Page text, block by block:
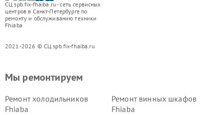
СЦ spb.fix-fhaiba.ru - сеть сервисных
центров в Санкт-Петербурге по
ремонту и обслуживанию техники
Fhiaba
2021-2026 © СЦ spb.fix-fhaiba.ru
Мы ремонтируем
Ремонт холодильников
Fhiaba
Ремонт винных шкафов
Fhiaba